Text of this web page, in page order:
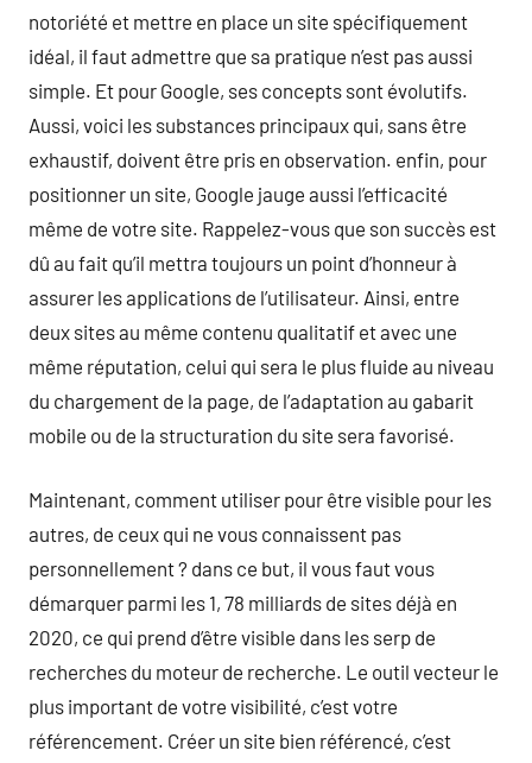
notoriété et mettre en place un site spécifiquement
idéal, il faut admettre que sa pratique n’est pas aussi
simple. Et pour Google, ses concepts sont évolutifs.
Aussi, voici les substances principaux qui, sans être
exhaustif, doivent être pris en observation. enfin, pour
positionner un site, Google jauge aussi l’efficacité
même de votre site. Rappelez-vous que son succès est
dû au fait qu’il mettra toujours un point d’honneur à
assurer les applications de l’utilisateur. Ainsi, entre
deux sites au même contenu qualitatif et avec une
même réputation, celui qui sera le plus fluide au niveau
du chargement de la page, de l’adaptation au gabarit
mobile ou de la structuration du site sera favorisé.
Maintenant, comment utiliser pour être visible pour les
autres, de ceux qui ne vous connaissent pas
personnellement ? dans ce but, il vous faut vous
démarquer parmi les 1, 78 milliards de sites déjà en
2020, ce qui prend d’être visible dans les serp de
recherches du moteur de recherche. Le outil vecteur le
plus important de votre visibilité, c’est votre
référencement. Créer un site bien référencé, c’est